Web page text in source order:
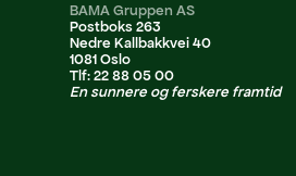
BAMA Gruppen AS
Postboks 263
Nedre Kallbakkvei 40
1081 Oslo
Tlf: 22 88 05 00
En sunnere og ferskere framtid